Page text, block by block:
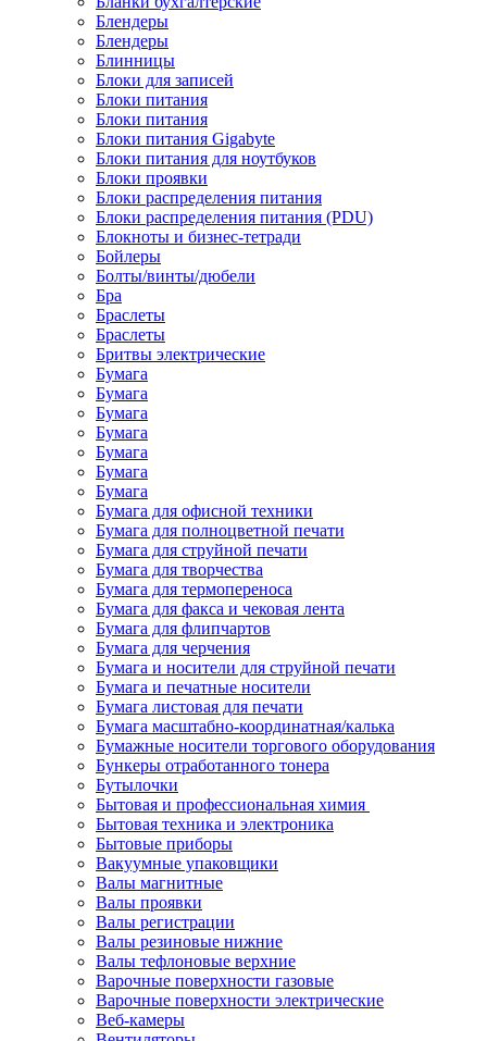
Блендеры
Блендеры
Блинницы
Блоки для записей
Блоки питания
Блоки питания
Блоки питания Gigabyte
Блоки питания для ноутбуков
Блоки проявки
Блоки распределения питания
Блоки распределения питания (PDU)
Блокноты и бизнес-тетради
Бойлеры
Болты/винты/дюбели
Бра
Браслеты
Браслеты
Бритвы электрические
Бумага
Бумага
Бумага
Бумага
Бумага
Бумага
Бумага
Бумага для офисной техники
Бумага для полноцветной печати
Бумага для струйной печати
Бумага для творчества
Бумага для термопереноса
Бумага для факса и чековая лента
Бумага для флипчартов
Бумага для черчения
Бумага и носители для струйной печати
Бумага и печатные носители
Бумага листовая для печати
Бумага масштабно-координатная/калька
Бумажные носители торгового оборудования
Бункеры отработанного тонера
Бутылочки
Бытовая и профессиональная химия
Бытовая техника и электроника
Бытовые приборы
Вакуумные упаковщики
Валы магнитные
Валы проявки
Валы регистрации
Валы резиновые нижние
Валы тефлоновые верхние
Варочные поверхности газовые
Варочные поверхности электрические
Веб-камеры